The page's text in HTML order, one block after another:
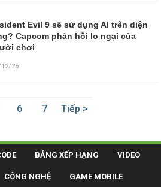
Evil 9 sẽ sử dụng AI trên diện
Capcom phản hồi lo ngại của
chơi
12/25
6 7 Tiếp >
BẢNG XẾP HẠNG VIDEO
CÔNG NGHỆ GAME MOBILE